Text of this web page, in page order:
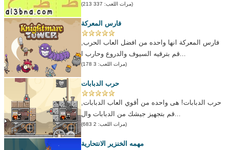
(مرات اللعب: 337 213)
فارس المعركة
فارس المعركة انها واحده من افضل العاب الحرب,
(مرات اللعب: 3 178)
حرب الدبابات
حرب الدبابات! هى واحده من أقوي العاب الدبابات,
(مرات اللعب: 2 683)
مهمه الخنزير الانتحارية